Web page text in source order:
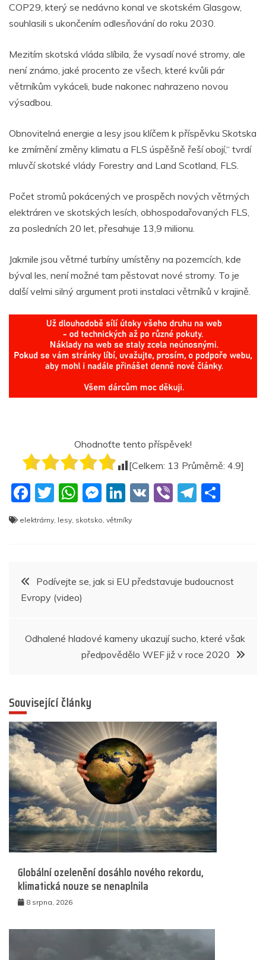
COP29, který se nedávno konal ve skotském Glasgow,
souhlasili s ukončením odlesňování do roku 2030.
Mezitím skotská vláda slíbila, že vysadí nové stromy, ale
není známo, jaké procento ze všech, které kvůli pár
větrníkům vykáceli, bude nakonec nahrazeno novou
výsadbou.
Obnovitelná energie a lesy jsou klíčem k příspěvku Skotska
ke zmírnění změny klimatu a FLS úspěšně řeší obojí,“ tvrdí
mluvčí skotské vlády Forestry and Land Scotland, FLS.
Počet stromů pokácených ve prospěch nových větrných
elektráren ve skotských lesích, obhospodařovaných FLS,
za posledních 20 let, přesahuje 13,9 milionu.
Jakmile jsou větrné turbíny umístěny na pozemcích, kde
býval les, není možné tam pěstovat nové stromy. To je
další velmi silný argument proti instalaci větrníků v krajině.
Ohodnoťte tento příspěvek!
[Celkem: 13 Průměrně: 4.9]
F
a
c
o
o
T
w
itt
W
h
at
p
p
M
e
ss
g
Li
n
k
n
V
Vi T
m
elektrárny lesy skotsko větrníky
Navigace
pro
příspěvek
Podívejte se, jak si EU představuje budoucnost
Evropy (video)
Odhalené hladové kameny ukazují sucho, které však
předpovědělo WEF již v roce 2020
Související články
Globální ozelenění dosáhlo nového rekordu,
klimatická nouze se nenaplnila
8 srpna, 2026